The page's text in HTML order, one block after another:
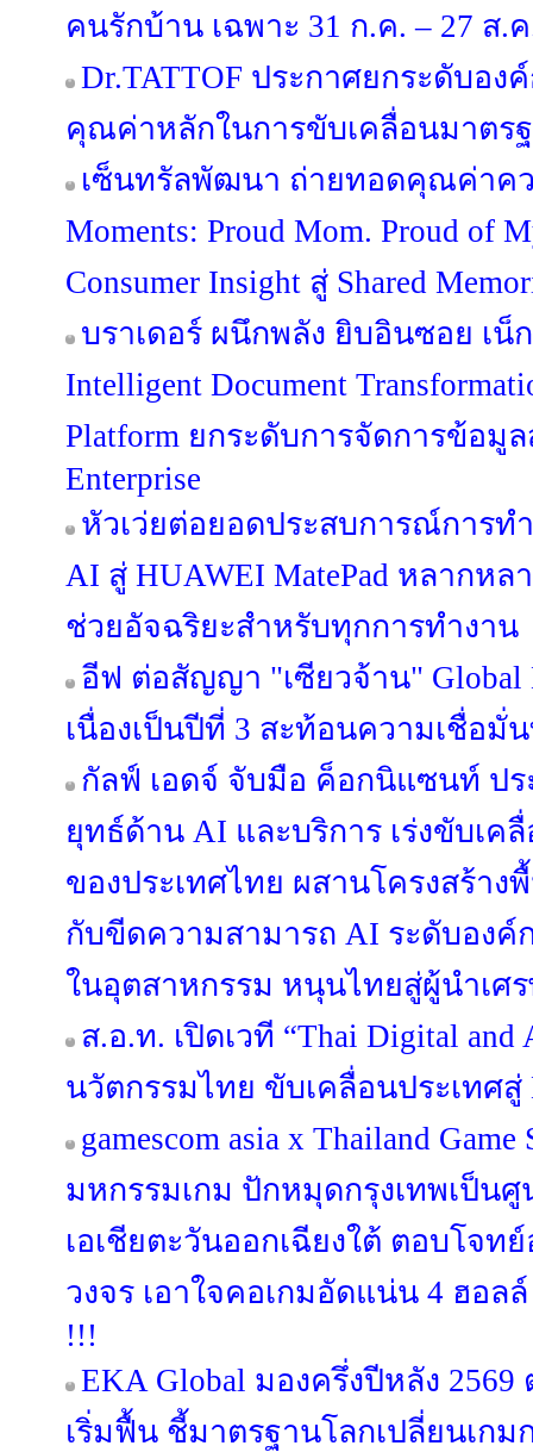
คนรักบ้าน เฉพาะ 31 ก.ค. – 27 ส.
Dr.TATTOF ประกาศยกระดับอง
คุณค่าหลักในการขับเคลื่อนมาตร
เซ็นทรัลพัฒนา ถ่ายทอดคุณค่าค
Moments: Proud Mom. Proud of
Consumer Insight สู่ Shared
บราเดอร์ ผนึกพลัง ยิบอินซอย เน็
Intelligent Document
Platform ยกระดับการจัดการข้อมู
Enterprise
หัวเว่ยต่อยอดประสบการณ์การท
AI สู่ HUAWEI MatePad หลากห
ช่วยอัจฉริยะสำหรับทุกการทำงาน
อีฟ ต่อสัญญา "เซียวจ้าน" Global
เนื่องเป็นปีที่ 3 สะท้อนความเชื่อมั่
กัลฟ์ เอดจ์ จับมือ ค็อกนิแซนท์ ป
ยุทธ์ด้าน AI และบริการ เร่งขับเค
ของประเทศไทย ผสานโครงสร้า
กับขีดความสามารถ AI ระดับองค์
ในอุตสาหกรรม หนุนไทยสู่ผู้นำเศ
ส.อ.ท. เปิดเวที “Thai Digital and
นวัตกรรมไทย ขับเคลื่อนประเทศสู่
gamescom asia x Thailand
มหกรรมเกม ปักหมุดกรุงเทพเป็น
เอเชียตะวันออกเฉียงใต้ ตอบโจท
วงจร เอาใจคอเกมอัดแน่น 4 ฮอ
!!!
EKA Global มองครึ่งปีหลัง
เริ่มฟื้น ชี้มาตรฐานโลกเปลี่ยนเก